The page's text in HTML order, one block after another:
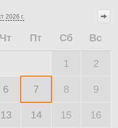
2026 г.
Чт Пт Сб Вс
1 2
6 7 8 9
13 14 15 16